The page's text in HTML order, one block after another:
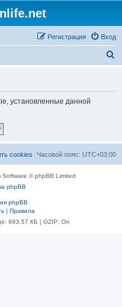
Вход
Регистрация
установленные данной
Часовой пояс: UTC+03:00
cookies
Software © phpBB Limited
phpBB
phpBB
| Правила
893.57 КБ | GZIP: On